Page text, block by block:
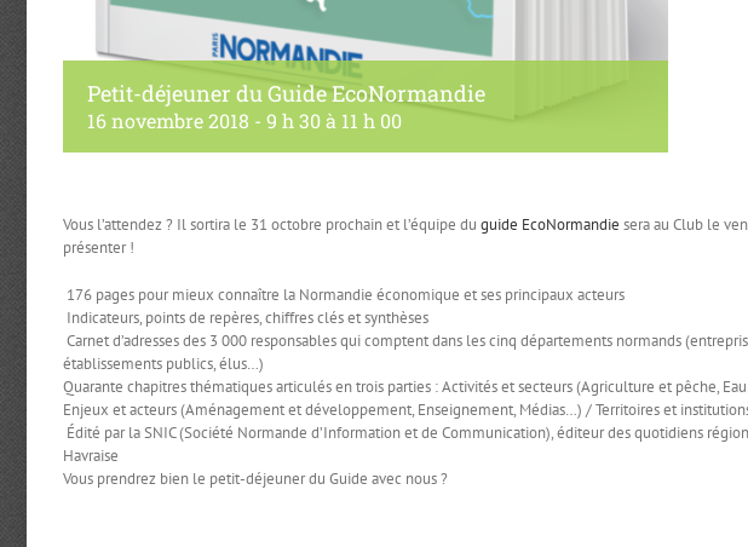
Petit-déjeuner du Guide EcoNormandie
16 novembre 2018 - 9 h 30à 11 h 00
Vous l’attendez ? Il sortira le 31 octobre prochain et l’équipe du guide EcoNormandie sera au Club le
présenter !
176 pages pour mieux connaître la Normandie économique et ses principaux acteurs
Indicateurs, points de repères, chiffres clés et synthèses
Carnet d’adresses des 3 000 responsables qui comptent dans les cinq départements normands
établissements publics, élus…)
Quarante chapitres thématiques articulés en trois parties : Activités et secteurs (Agriculture et pêche,
Enjeux et acteurs (Aménagement et développement, Enseignement, Médias…) / Territoires et
Édité par la SNIC (Société Normande d’Information et de Communication), éditeur des quotidiens
Havraise
Vous prendrez bien le petit-déjeuner du Guide avec nous ?